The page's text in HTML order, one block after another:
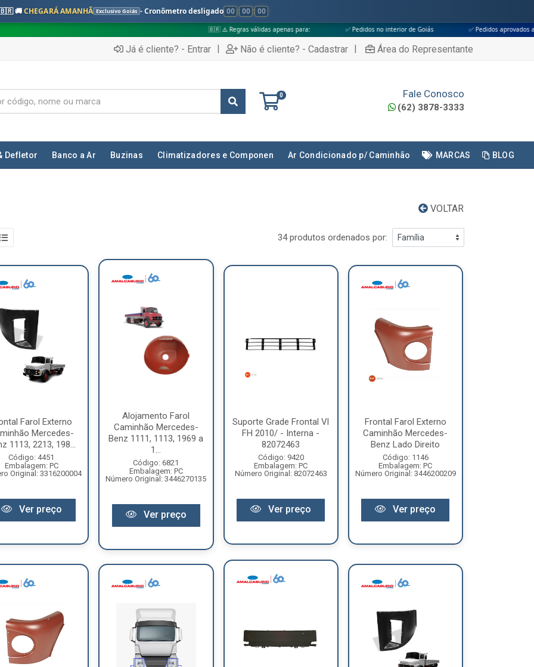
🚚CHEGARÁ AMANHÃ Exclusivo Goiás - Cronômetro desligado 00 : 00 : 00
🇧🇷 ⚠️ Regras válidas apenas para: ✅ Pedidos no interior de Goiás ✅ Pedidos aprovados até às 18h
Já é cliente? - Entrar | Não é cliente? - Cadastrar | Área do Representante
0 Fale Conosco
(62) 3878-3333
Defletor Banco a Ar Buzinas Climatizadores e Componen Ar Condicionado p/ Caminhão MARCAS BLOG
VOLTAR
34 produtos ordenados por:
Farol Externo
Mercedes-
1113, 2213, 198...
Código: 4451
Embalagem: PC
Original: 3316200004
Ver preço
Alojamento Farol
Caminhão Mercedes-
Benz 1111, 1113, 1969 a
1...
Código: 6821
Embalagem: PC
Número Original: 3446270135
Ver preço
Suporte Grade Frontal Vl
FH 2010/ - Interna -
82072463
Código: 9420
Embalagem: PC
Número Original: 82072463
Ver preço
Frontal Farol Externo
Caminhão Mercedes-
Benz Lado Direito
Código: 1146
Embalagem: PC
Número Original: 3446200209
Ver preço